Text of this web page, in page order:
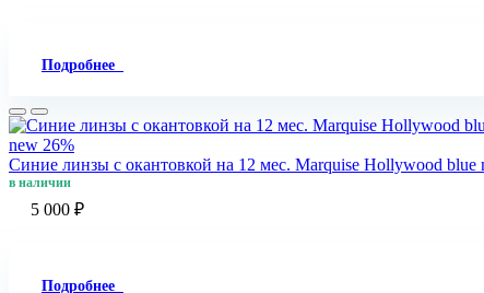
Подробнее
new 26%
Синие линзы c окантовкой на 12 мес. Marquise Hollywood blue
в наличии
5 000 ₽
Подробнее